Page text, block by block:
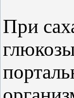
При